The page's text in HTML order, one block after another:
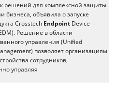
решений для комплексной защиты
бизнеса, объявила о запуске
Crosstech Endpoint Device
Решение в области
управления (Unified
позволяет организациям
сотрудников,
управляя